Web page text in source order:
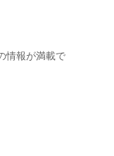
情報が満載で